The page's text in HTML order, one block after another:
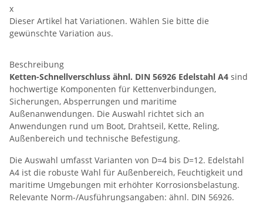
x
Dieser Artikel hat Variationen. Wählen Sie bitte die
gewünschte Variation aus.
Beschreibung
Ketten-Schnellverschluss ähnl. DIN 56926 Edelstahl A4 sind
hochwertige Komponenten für Kettenverbindungen,
Sicherungen, Absperrungen und maritime
Außenanwendungen. Die Auswahl richtet sich an
Anwendungen rund um Boot, Drahtseil, Kette, Reling,
Außenbereich und technische Befestigung.
Die Auswahl umfasst Varianten von D=4 bis D=12. Edelstahl
A4 ist die robuste Wahl für Außenbereich, Feuchtigkeit und
maritime Umgebungen mit erhöhter Korrosionsbelastung.
Relevante Norm-/Ausführungsangaben: ähnl. DIN 56926.